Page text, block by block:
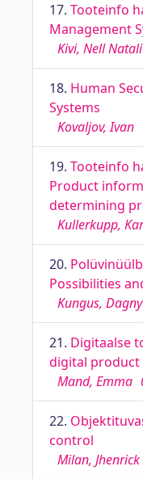
17. Tooteinfo
Management
Kivi, Nell Natali
18. Human
Systems
Kovaljov, Ivan
19. Tooteinfo
Product
determining
Kullerkupp,
20.
Possibilities
Kungus, Dagny
21. Digitaalse
digital product
Mand, Emma
22.
control
Milan, Jhenrick